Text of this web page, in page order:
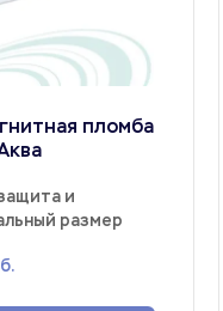
пломба
и
размер